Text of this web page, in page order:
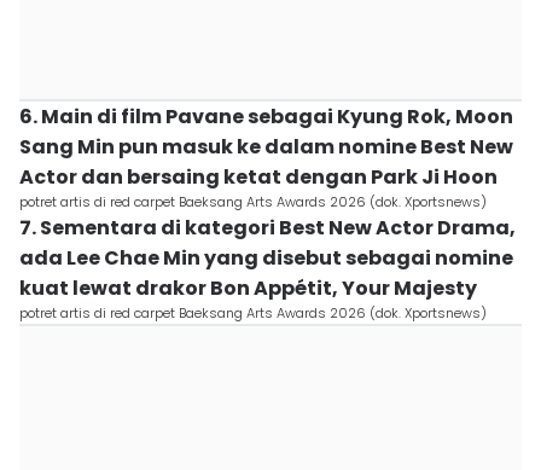
6. Main di film Pavane sebagai Kyung Rok, Moon
Sang Min pun masuk ke dalam nomine Best New
Actor dan bersaing ketat dengan Park Ji Hoon
potret artis di red carpet Baeksang Arts Awards 2026 (dok. Xportsnews)
7. Sementara di kategori Best New Actor Drama,
ada Lee Chae Min yang disebut sebagai nomine
kuat lewat drakor Bon Appétit, Your Majesty
potret artis di red carpet Baeksang Arts Awards 2026 (dok. Xportsnews)